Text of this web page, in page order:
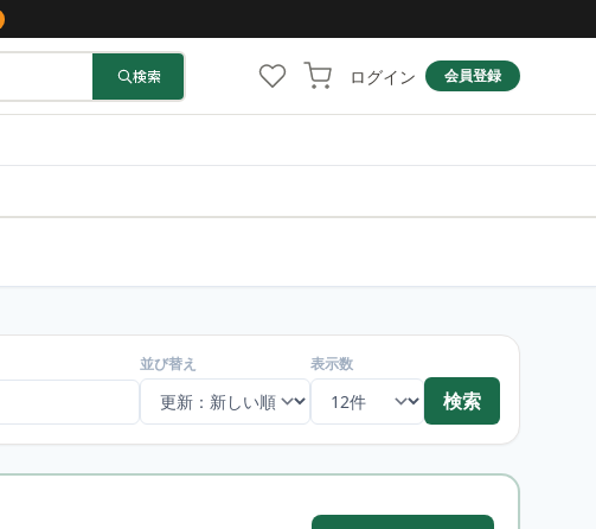
検索 ログイン 会員登録
並び替え 表示数
検索